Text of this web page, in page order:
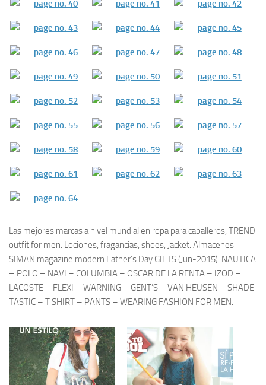
Las mejores marcas a nivel mundial en ropa para caballeros, TREND
outfit for men. Lociones, fragancias, shoes, Jacket. Almacenes
SIMAN magazine modern Father’s Day GIFTS (Jun-2015). NAUTICA
– POLO – NAVI – COLUMBIA – OSCAR DE LA RENTA – IZOD –
LACOSTE – FLEXI – WARNING – GENT’S – VAN HEUSEN – SHADE
TASTIC – T SHIRT – PANTS – WEARING FASHION FOR MEN.